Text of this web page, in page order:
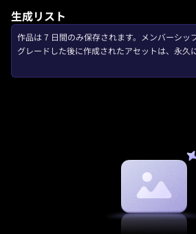
生成リスト
作品は 7 日間のみ保存されます。メンバーシッ
グレードした後に作成されたアセットは、永久